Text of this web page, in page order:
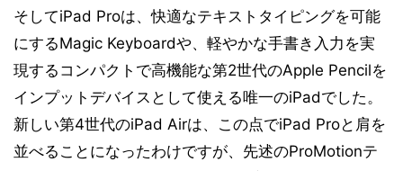
そしてiPad Proは、快適なテキストタイピングを可能
にするMagic Keyboardや、軽やかな手書き入力を実
現するコンパクトで高機能な第2世代のApple Pencilを
インプットデバイスとして使える唯一のiPadでした。
新しい第4世代のiPad Airは、この点でiPad Proと肩を
並べることになったわけですが、先述のProMotionテ